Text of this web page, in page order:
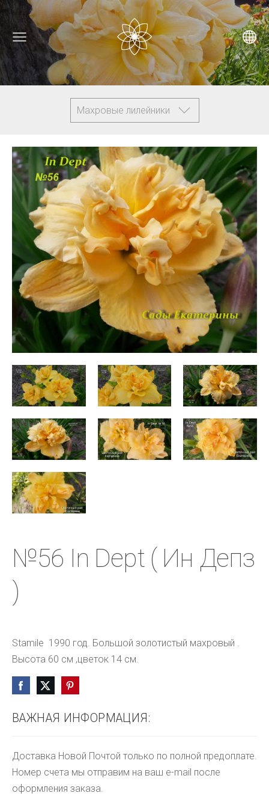
Махровые лилейники
ВАЖНАЯ ИНФОРМАЦИЯ:
Доставка Новой Почтой только по полной предоплате.
Номер счета мы отправим на ваш e-mail после
оформления заказа.
№56 In Dept ( Ин Депз
)
Stamile  1990 год. Большой золотистый махровый .
Высота 60 см ,цветок 14 см.